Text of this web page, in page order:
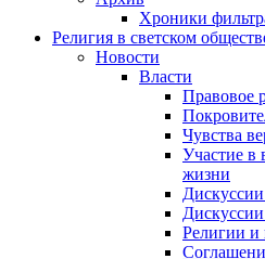
Хроники
Религия в светском
Новости
Власти
Правовое
Чувства
Участие в
жизни
Религии и